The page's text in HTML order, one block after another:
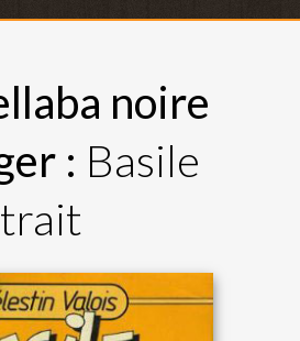
noire
: Basile